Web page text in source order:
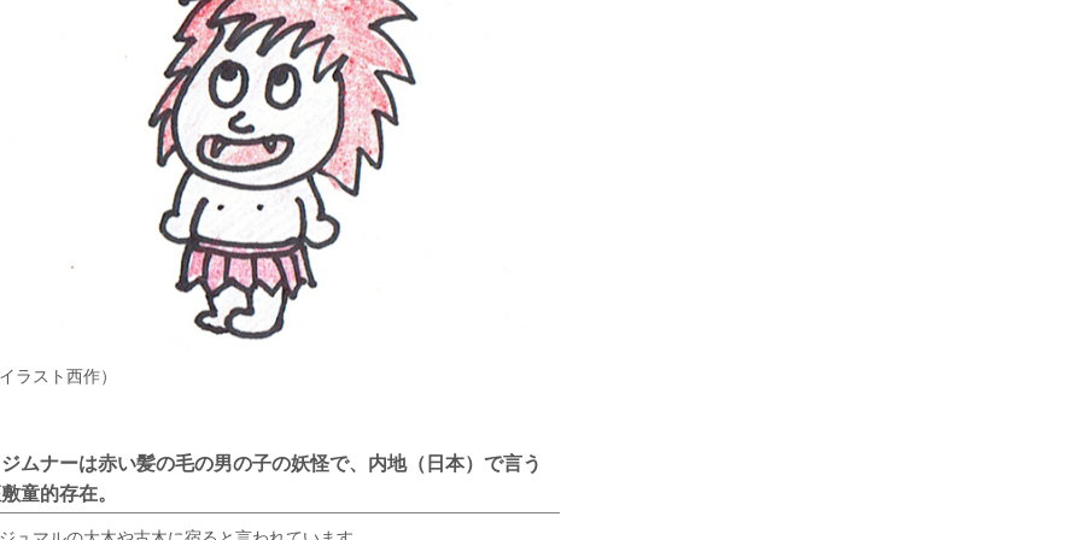
ラスト西作）
ムナーは赤い髪の毛の男の子の妖怪で、内地（日本）で言う
童的存在。